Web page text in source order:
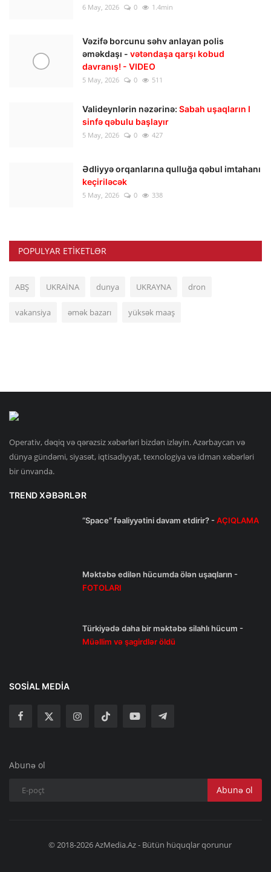
6 May, 2026 0 1.4min
Vəzifə borcunu səhv anlayan polis
əməkdaşı - vətəndaşa qarşı kobud
davranış! - VIDEO
5 May, 2026 0 511
Valideynlərin nəzərinə: Sabah uşaqların I
sinfə qəbulu başlayır
5 May, 2026 0 427
Ədliyyə orqanlarına qulluğa qəbul imtahanı
keçiriləcək
5 May, 2026 0 338
POPULYAR ETIKETLƏR
ABŞ UKRAİNA dunya UKRAYNA dron
vakansiya əmək bazarı yüksək maaş
Operativ, dəqiq və qərəzsiz xəbərləri bizdən izləyin. Azərbaycan və
dünya gündəmi, siyasət, iqtisadiyyat, texnologiya və idman xəbərləri
bir ünvanda.
TREND XƏBƏRLƏR
“Space” fəaliyyətini davam etdirir? -AÇIQLAMA
Məktəbə edilən hücumda ölən uşaqların -
FOTOLARI
Türkiyədə daha bir məktəbə silahlı hücum -
Müəllim və şagirdlər öldü
SOSIAL MEDIA
Abunə ol
Abunə ol
© 2018-2026 AzMedia.Az - Bütün hüquqlar qorunur